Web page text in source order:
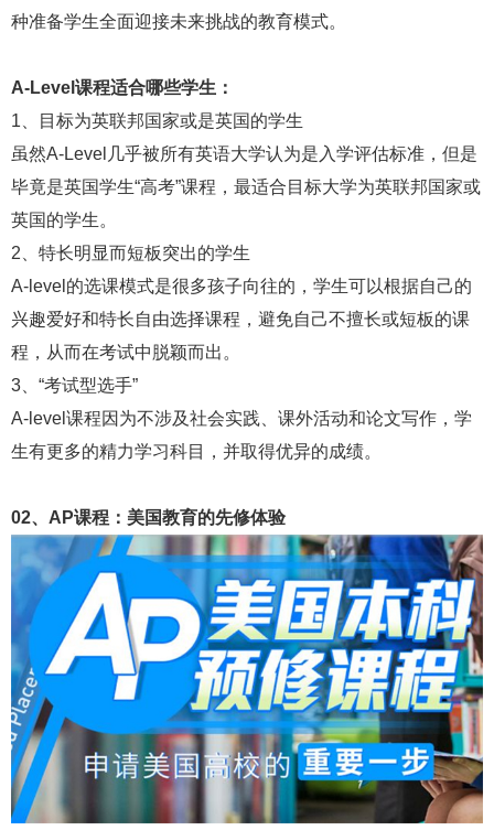
种准备学生全面迎接未来挑战的教育模式。
A-Level课程适合哪些学生：
1、目标为英联邦国家或是英国的学生
虽然A-Level几乎被所有英语大学认为是入学评估标准，但是
毕竟是英国学生“高考”课程，最适合目标大学为英联邦国家或
英国的学生。
2、特长明显而短板突出的学生
A-level的选课模式是很多孩子向往的，学生可以根据自己的
兴趣爱好和特长自由选择课程，避免自己不擅长或短板的课
程，从而在考试中脱颖而出。
3、“考试型选手”
A-level课程因为不涉及社会实践、课外活动和论文写作，学
生有更多的精力学习科目，并取得优异的成绩。
02、AP课程：美国教育的先修体验